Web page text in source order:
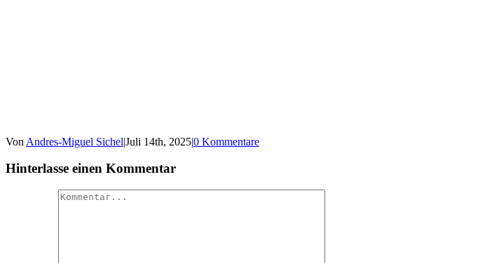
Von Andres-Miguel Sichel|Juli 14th, 2025|0 Kommentare
Hinterlasse einen Kommentar